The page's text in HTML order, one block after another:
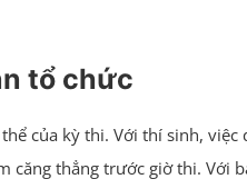
tổ chức
của kỳ thi. Với thí sinh,
thẳng trước giờ thi. Với